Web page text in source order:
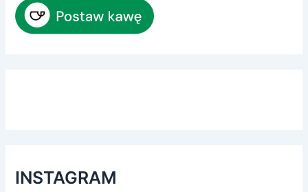
INSTAGRAM